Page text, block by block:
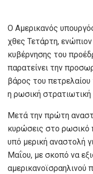
Ο Aμερικανός
χθες Τετάρτη,
κυβέρνησης του
παρατείνει την
βάρος του
η ρωσική
Μετά την πρώτη
κυρώσεις στο ρωσικό
υπό μερική αναστολή
Μαΐου, με σκοπό να
αμερικανοϊσραηλινού